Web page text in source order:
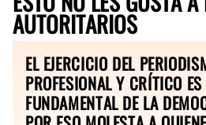
AUTORITARIOS
EL EJERCICIO DEL
PROFESIONAL Y CRÍTICO
FUNDAMENTAL DE LA